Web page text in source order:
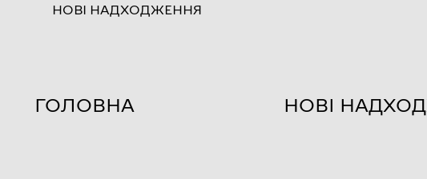
НОВІ НАДХОДЖЕННЯ
ГОЛОВНА НОВІ